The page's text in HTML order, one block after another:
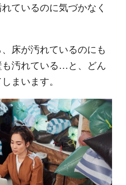
ているのに気づかなく
床が汚れているのにも
汚れている…と、どん
まいます。